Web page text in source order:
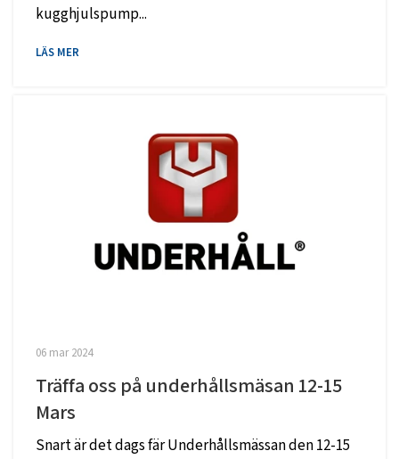
kugghjulspump...
LÄS MER
06 mar 2024
Träffa oss på underhållsmäsan 12-15
Mars
Snart är det dags fär Underhållsmässan den 12-15